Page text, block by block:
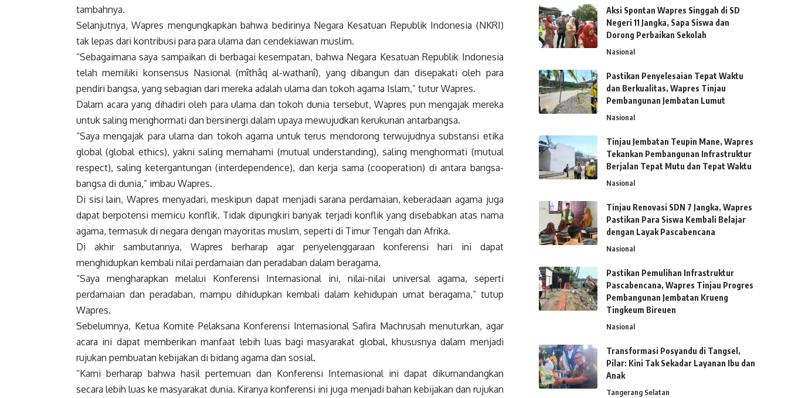
tambahnya.
Selanjutnya,Wapres mengungkapkan bahwa bedirinya Negara Kesatuan Republik Indonesia (NKRI)
tak lepas dari kontribusi para para ulama dan cendekiawan muslim.
“Sebagaimana saya sampaikan di berbagai kesempatan, bahwa Negara Kesatuan Republik Indonesia
telah memiliki konsensus Nasional (mîthâq al-wathanî), yang dibangun dan disepakati oleh para
pendiri bangsa, yang sebagian dari mereka adalah ulama dan tokoh agama Islam,” tuturWapres.
Dalam acara yang dihadiri oleh para ulama dan tokoh dunia tersebut,Wapres pun mengajak mereka
untuk saling menghormati dan bersinergi dalam upaya mewujudkan kerukunan antarbangsa.
“Saya mengajak para ulama dan tokoh agama untuk terus mendorong terwujudnya substansi etika
global (global ethics), yakni saling memahami (mutual understanding), saling menghormati (mutual
respect), saling ketergantungan (interdependence), dan kerja sama (cooperation) di antara bangsa-
bangsa di dunia,” imbau Wapres.
Di sisi lain, Wapres menyadari, meskipun dapat menjadi sarana perdamaian, keberadaan agama juga
dapat berpotensi memicu konflik. Tidak dipungkiri banyak terjadi konflik yang disebabkan atas nama
agama, termasuk di negara dengan mayoritas muslim, seperti di Timur Tengah dan Afrika.
Di akhir sambutannya, Wapres berharap agar penyelenggaraan konferensi hari ini dapat
menghidupkan kembali nilai perdamaian dan peradaban dalam beragama.
“Saya mengharapkan melalui Konferensi Internasional ini, nilai-nilai universal agama, seperti
perdamaian dan peradaban, mampu dihidupkan kembali dalam kehidupan umat beragama,” tutup
Wapres.
Sebelumnya, Ketua Komite Pelaksana Konferensi Internasional Safira Machrusah menuturkan, agar
acara ini dapat memberikan manfaat lebih luas bagi masyarakat global, khususnya dalam menjadi
rujukan pembuatan kebijakan di bidang agama dan sosial.
“Kami berharap bahwa hasil pertemuan dan Konferensi Internasional ini dapat dikumandangkan
secara lebih luas ke masyarakat dunia. Kiranya konferensi ini juga menjadi bahan kebijakan dan rujukan
Aksi Spontan Wapres Singgah di SD
Negeri 11 Jangka, Sapa Siswa dan
Dorong Perbaikan Sekolah
Nasional
Pastikan Penyelesaian Tepat Waktu
dan Berkualitas, Wapres Tinjau
Pembangunan Jembatan Lumut
Nasional
Tinjau Jembatan Teupin Mane, Wapres
Tekankan Pembangunan Infrastruktur
Berjalan Tepat Mutu dan Tepat Waktu
Nasional
Tinjau Renovasi SDN 7 Jangka, Wapres
Pastikan Para Siswa Kembali Belajar
dengan Layak Pascabencana
Nasional
Pastikan Pemulihan Infrastruktur
Pascabencana, Wapres Tinjau Progres
Pembangunan Jembatan Krueng
Tingkeum Bireuen
Nasional
Transformasi Posyandu di Tangsel,
Pilar: Kini Tak Sekadar Layanan Ibu dan
Anak
Tangerang Selatan